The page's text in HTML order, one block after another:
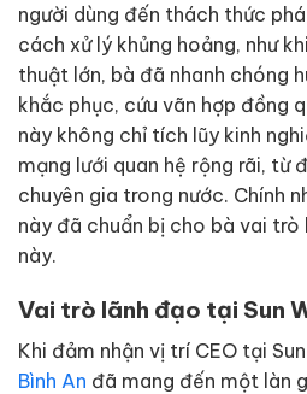
người dùng đến thách thức
cách xử lý khủng hoảng, như
thuật lớn, bà đã nhanh chóng
khắc phục, cứu vãn hợp đồng
này không chỉ tích lũy kinh
mạng lưới quan hệ rộng rãi, từ
chuyên gia trong nước. Chính
này đã chuẩn bị cho bà vai trò
này.
Vai trò lãnh đạo tại Sun
Khi đảm nhận vị trí CEO tại
Bình An đã mang đến một làn